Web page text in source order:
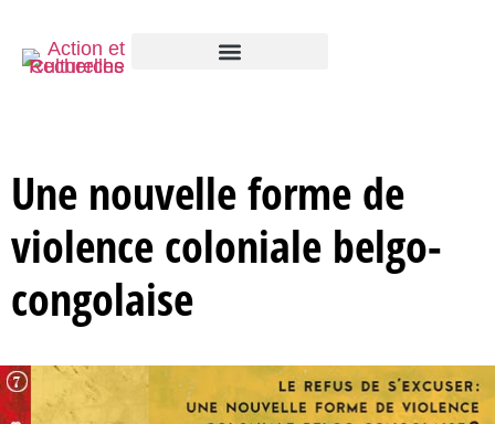
Une nouvelle forme de
violence coloniale belgo-
congolaise